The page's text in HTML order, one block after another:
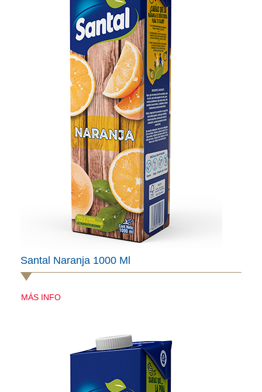
Santal Naranja 1000 Ml
MÁS INFO